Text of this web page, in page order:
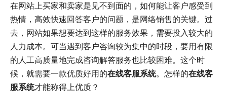
在网站上买家和卖家是见不到面的，如何能让客户感受到
热情，高效快速回答客户的问题，是网络销售的关键。过
去，网站如果想要达到这样的服务效果，需要投入较大的
人力成本。可当遇到客户咨询较为集中的时段，要用有限
的人工高质量地完成咨询解答服务也比较困难。这个时
候，就需要一款优质好用的在线客服系统。怎样的在线客
服系统才能称得上优质？